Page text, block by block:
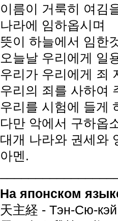
이름이 거룩히 여김
나라에 임하옵시며
뜻이 하늘에서 임한
오늘날 우리에게 일
우리가 우리에게 죄
우리의 죄를 사하여
우리를 시험에 들게
다만 악에서 구하옵
대개 나라와 권세와
아멘.
На японском
天主経 - Тэн-Сю-